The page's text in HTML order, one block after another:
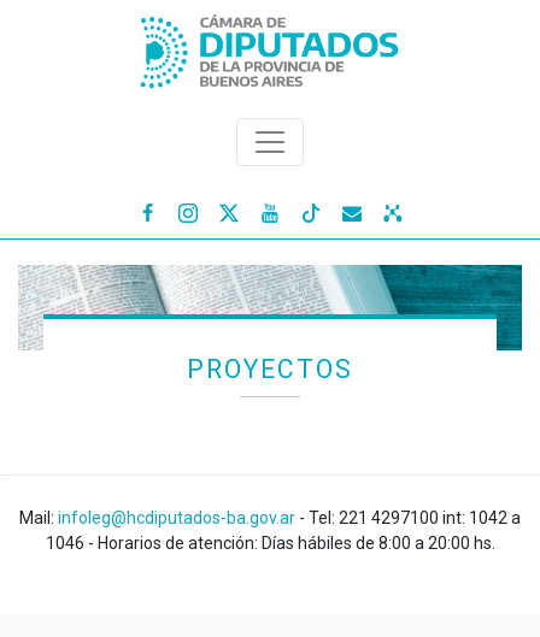
   
PROYECTOS
Mail: infoleg@hcdiputados-ba.gov.ar - Tel: 221 4297100 int: 1042 a
1046 - Horarios de atención: Días hábiles de 8:00 a 20:00 hs.